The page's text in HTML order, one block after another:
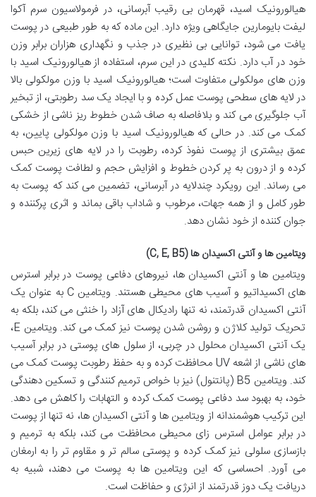
هیالورونیک اسید، قهرمان بی رقیب آبرسانی، در فرمولاسیون سرم آکوا
لیفت بایومارین جایگاهی ویژه دارد. این ماده که به طور طبیعی در پوست
یافت می شود، توانایی بی نظیری در جذب و نگهداری هزاران برابر وزن
خود در آب دارد. نکته کلیدی در این سرم، استفاده از هیالورونیک اسید با
وزن های مولکولی متفاوت است؛ هیالورونیک اسید با وزن مولکولی بالا
در لایه های سطحی پوست عمل کرده و با ایجاد یک سد رطوبتی، از تبخیر
آب جلوگیری می کند و بلافاصله به صاف شدن خطوط ریز ناشی از خشکی
کمک می کند. در حالی که هیالورونیک اسید با وزن مولکولی پایین، به
عمق بیشتری از پوست نفوذ کرده، رطوبت را در لایه های زیرین حبس
کرده و از درون به پر کردن خطوط و افزایش حجم و لطافت پوست کمک
می رساند. این رویکرد چندلایه در آبرسانی، تضمین می کند که پوست به
طور کامل و از همه جهات، مرطوب و شاداب باقی بماند و اثری پرکننده و
جوان کننده از خود نشان دهد.
ویتامین ها و آنتی اکسیدان ها (C, E, B5)
ویتامین ها و آنتی اکسیدان ها، نیروهای دفاعی پوست در برابر استرس
های اکسیداتیو و آسیب های محیطی هستند. ویتامین C به عنوان یک
آنتی اکسیدان قدرتمند، نه تنها رادیکال های آزاد را خنثی می کند، بلکه به
تحریک تولید کلاژن و روشن شدن پوست نیز کمک می کند. ویتامین E،
یک آنتی اکسیدان محلول در چربی، از سلول های پوستی در برابر آسیب
های ناشی از اشعه UV محافظت کرده و به حفظ رطوبت پوست کمک می
کند. ویتامین B5 (پانتنول) نیز با خواص ترمیم کنندگی و تسکین دهندگی
خود، به بهبود سد دفاعی پوست کمک کرده و التهابات را کاهش می دهد.
این ترکیب هوشمندانه از ویتامین ها و آنتی اکسیدان ها، نه تنها از پوست
در برابر عوامل استرس زای محیطی محافظت می کند، بلکه به ترمیم و
بازسازی سلولی نیز کمک کرده و پوستی سالم تر و مقاوم تر را به ارمغان
می آورد. احساسی که این ویتامین ها به پوست می دهند، شبیه به
دریافت یک دوز قدرتمند از انرژی و حفاظت است.